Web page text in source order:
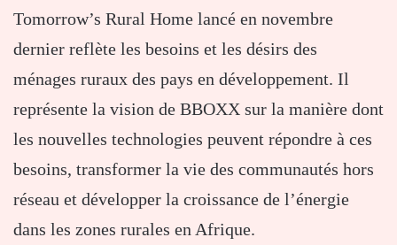
Tomorrow’s Rural Home lancé en novembre
dernier reflète les besoins et les désirs des
ménages ruraux des pays en développement. Il
représente la vision de BBOXX sur la manière dont
les nouvelles technologies peuvent répondre à ces
besoins, transformer la vie des communautés hors
réseau et développer la croissance de l’énergie
dans les zones rurales en Afrique.